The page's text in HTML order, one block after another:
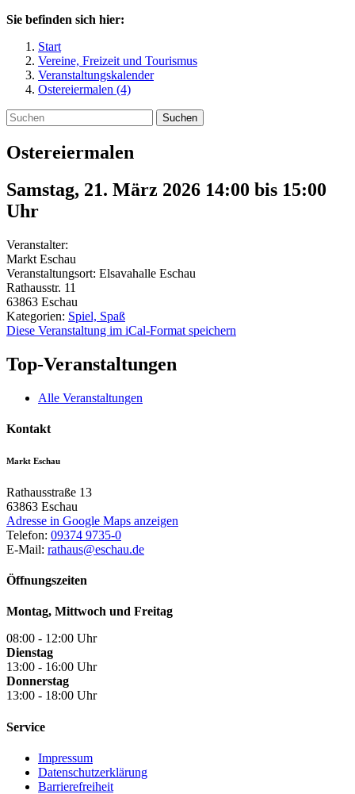
Sie befinden sich hier:
Start
Vereine, Freizeit und Tourismus
Veranstaltungskalender
Ostereiermalen (4)
Suchen
Ostereiermalen
Samstag, 21. März 2026 14:00 bis 15:00
Uhr
Veranstalter:
Markt Eschau
Veranstaltungsort: Elsavahalle Eschau
Rathausstr. 11
63863 Eschau
Kategorien: Spiel, Spaß
Diese Veranstaltung im iCal-Format speichern
Top-Veranstaltungen
Alle Veranstaltungen
Kontakt
Markt Eschau
Rathausstraße 13
63863 Eschau
Adresse in Google Maps anzeigen
Telefon: 09374 9735-0
E-Mail: rathaus@eschau.de
Öffnungszeiten
Montag, Mittwoch und Freitag
08:00 - 12:00 Uhr
Dienstag
13:00 - 16:00 Uhr
Donnerstag
13:00 - 18:00 Uhr
Service
Impressum
Datenschutzerklärung
Barrierefreiheit